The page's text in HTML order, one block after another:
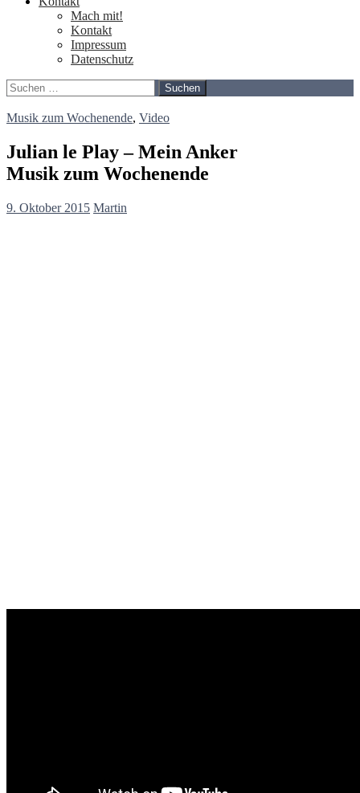
Mach mit!
Kontakt
Impressum
Datenschutz
Suchen
nach:
Musik zum Wochenende, Video
Julian le Play – Mein Anker
Musik zum Wochenende
9. Oktober 2015 Martin